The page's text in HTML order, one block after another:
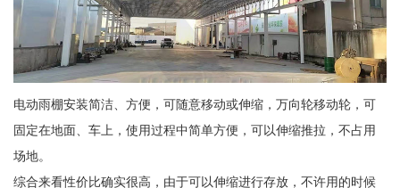
电动雨棚安装简洁、方便，可随意移动或伸缩，万向轮移动轮，可
固定在地面、车上，使用过程中简单方便，可以伸缩推拉，不占用
场地。
综合来看性价比确实很高，由于可以伸缩进行存放，不许用的时候